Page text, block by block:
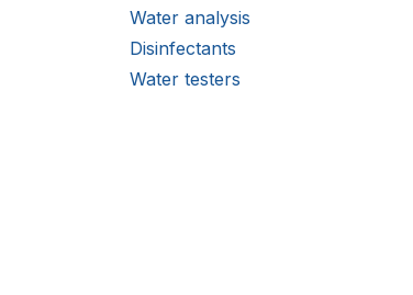
Water analysis
Disinfectants
Water testers